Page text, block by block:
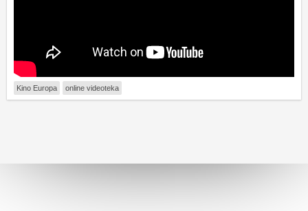
Kino Europa online videoteka